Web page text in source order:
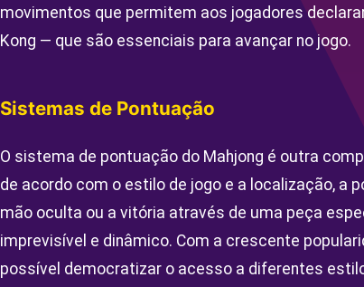
movimentos que permitem aos jogadores
Kong — que são essenciais para avançar no jogo.
Sistemas de Pontuação
O sistema de pontuação do Mahjong é outra
de acordo com o estilo de jogo e a localização, a
mão oculta ou a vitória através de uma peça
imprevisível e dinâmico. Com a crescente
possível democratizar o acesso a diferentes